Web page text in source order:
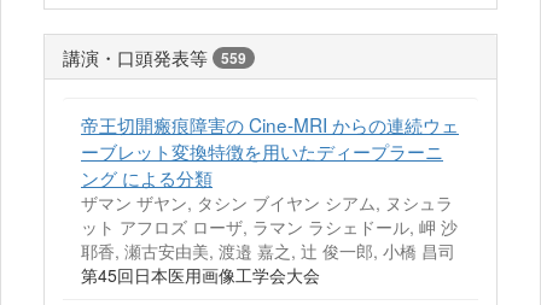
講演・口頭発表等 559
帝王切開瘢痕障害の Cine-MRI からの連続ウェ
ーブレット変換特徴を用いたディープラーニ
ング による分類
ザマン ザヤン, タシン ブイヤン シアム, ヌシュラ
ット アフロズ ローザ, ラマン ラシェドール, 岬 沙
耶香, 瀬古安由美, 渡邉 嘉之, 辻 俊一郎, 小橋 昌司
第45回日本医用画像工学会大会